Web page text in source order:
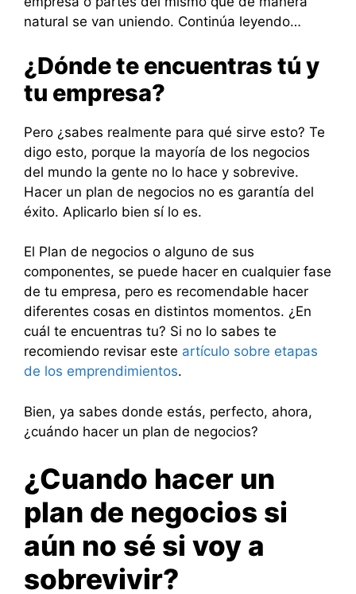
natural se van uniendo. Continúa leyendo…
¿Dónde te encuentras tú y
tu empresa?
Pero ¿sabes realmente para qué sirve esto? Te
digo esto, porque la mayoría de los negocios
del mundo la gente no lo hace y sobrevive.
Hacer un plan de negocios no es garantía del
éxito. Aplicarlo bien sí lo es.
El Plan de negocios o alguno de sus
componentes, se puede hacer en cualquier fase
de tu empresa, pero es recomendable hacer
diferentes cosas en distintos momentos. ¿En
cuál te encuentras tu? Si no lo sabes te
recomiendo revisar este artículo sobre etapas
de los emprendimientos.
Bien, ya sabes donde estás, perfecto, ahora,
¿cuándo hacer un plan de negocios?
¿Cuando hacer un
plan de negocios si
aún no sé si voy a
sobrevivir?